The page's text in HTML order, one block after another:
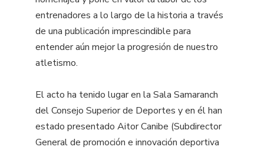
entrenadores a lo largo de la historia a través
de una publicación imprescindible para
entender aún mejor la progresión de nuestro
atletismo.
El acto ha tenido lugar en la Sala Samaranch
del Consejo Superior de Deportes y en él han
estado presentado Aitor Canibe (Subdirector
General de promoción e innovación deportiva